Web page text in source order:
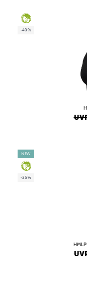
GREEN
-40%
NEW
GREEN
-35%